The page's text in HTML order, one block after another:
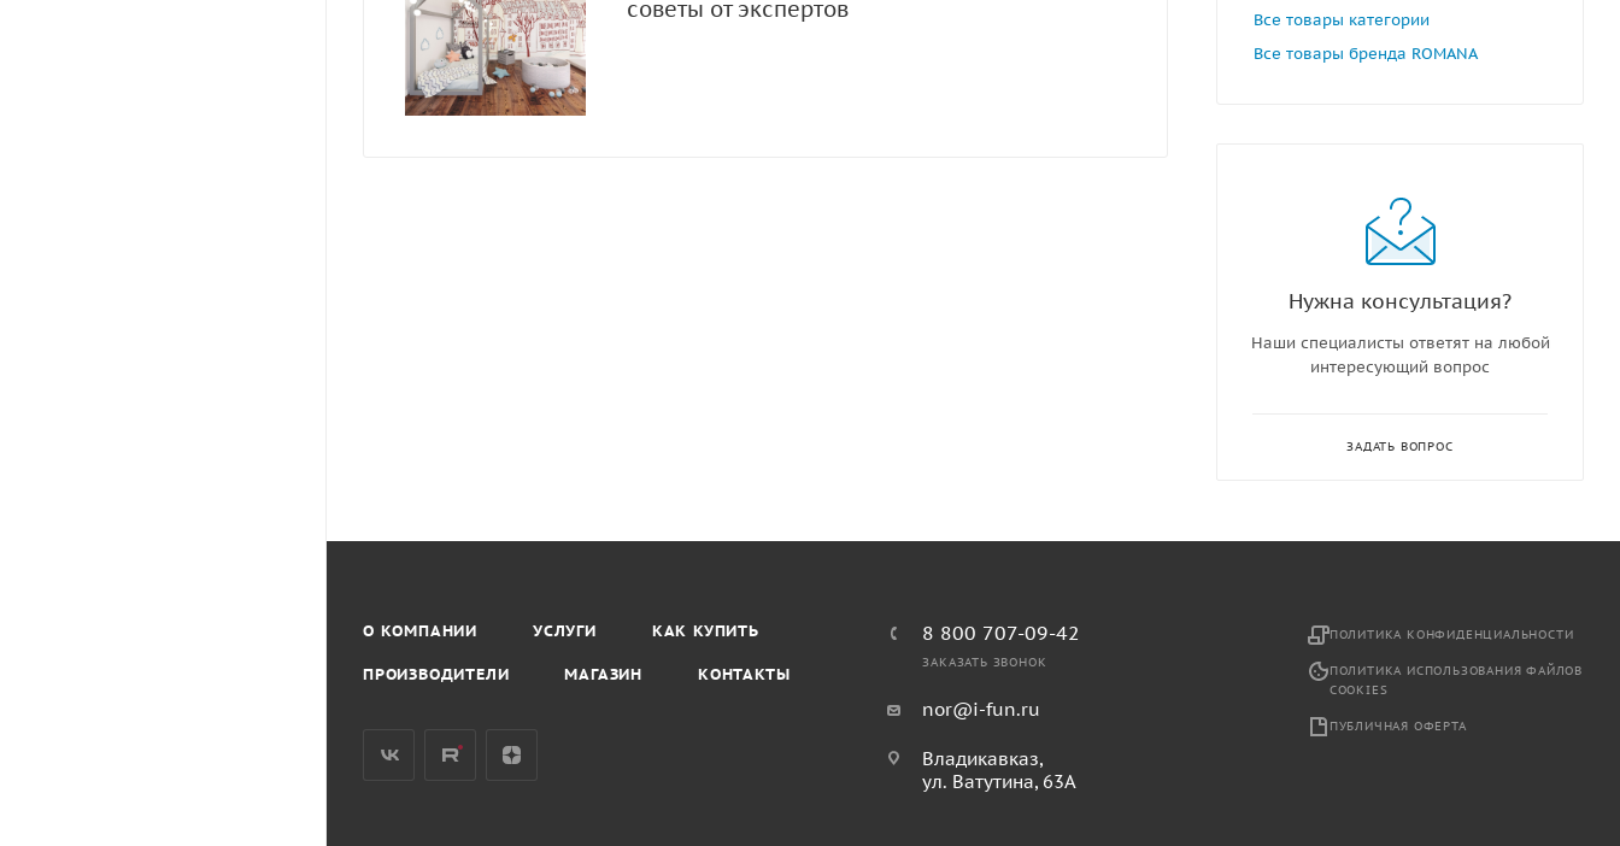
советы от экспертов
Все товары категории
Все товары бренда ROMANA
Нужна консультация?
Наши специалисты ответят на любой
интересующий вопрос
ЗАДАТЬ ВОПРОС
О КОМПАНИИ УСЛУГИ КАК КУПИТЬ
ПРОИЗВОДИТЕЛИ МАГАЗИН КОНТАКТЫ
8 800 707-09-42
ЗАКАЗАТЬ ЗВОНОК
nor@i-fun.ru
Владикавказ,
ул. Ватутина, 63А
ПОЛИТИКА КОНФИДЕНЦИАЛЬНОСТИ
ПОЛИТИКА ИСПОЛЬЗОВАНИЯ ФАЙЛОВ
COOKIES
ПУБЛИЧНАЯ ОФЕРТА